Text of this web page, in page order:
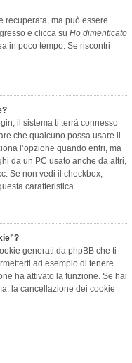
recuperata, ma può essere
e clicca su Ho dimenticato
in poco tempo. Se riscontri
il sistema ti terrà connesso
che qualcuno possa usare il
l’opzione quando entri, ma
da un PC usato anche da altri,
Se non vedi il checkbox,
caratteristica.
generati da phpBB che ti
ad esempio di tenere
ha attivato la funzione. Se hai
la cancellazione dei cookie